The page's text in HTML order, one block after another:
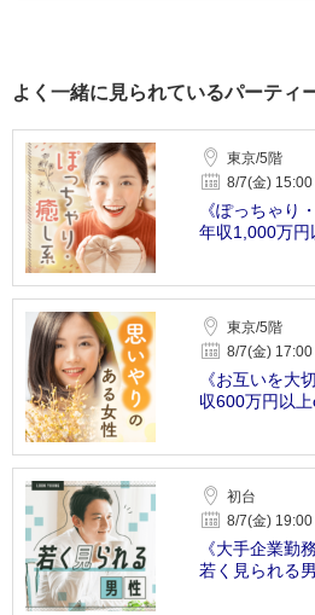
よく一緒に見られているパーティ
東京/5階
8/7(金) 15:00
《ぽっちゃり
年収1,000万円
東京/5階
8/7(金) 17:00
《お互いを大
収600万円以
初台
8/7(金) 19:00
《大手企業勤
若く見られる